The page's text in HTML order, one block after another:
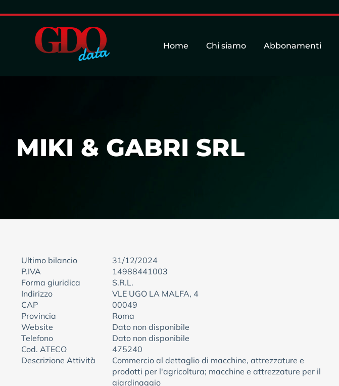
Home Chi siamo Abbonamenti
MIKI & GABRI SRL
Ultimo bilancio
31/12/2024
P.IVA
14988441003
Forma giuridica
S.R.L.
Indirizzo
VLE UGO LA MALFA, 4
CAP
00049
Provincia
Roma
Website
Dato non disponibile
Telefono
Dato non disponibile
Cod. ATECO
475240
Descrizione Attività
Commercio al dettaglio di macchine, attrezzature e
prodotti per l'agricoltura; macchine e attrezzature per il
giardinaggio